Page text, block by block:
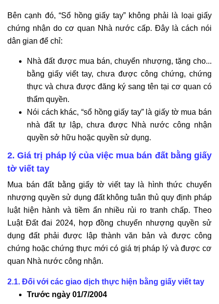
Bên cạnh đó, “Sổ hồng giấy tay” không phải là loại giấy
chứng nhận do cơ quan Nhà nước cấp. Đây là cách nói
dân gian để chỉ:
Nhà đất được mua bán, chuyển nhượng, tặng cho...
bằng giấy viết tay, chưa được công chứng, chứng
thực và chưa được đăng ký sang tên tại cơ quan có
thẩm quyền.
Nói cách khác, “sổ hồng giấy tay” là giấy tờ mua bán
nhà đất tự lập, chưa được Nhà nước công nhận
quyền sở hữu hoặc quyền sử dụng.
2. Giá trị pháp lý của việc mua bán đất bằng giấy
tờ viết tay
Mua bán đất bằng giấy tờ viết tay là hình thức chuyển
nhượng quyền sử dụng đất không tuân thủ quy định pháp
luật hiện hành và tiềm ẩn nhiều rủi ro tranh chấp. Theo
Luật Đất đai 2024, hợp đồng chuyển nhượng quyền sử
dụng đất phải được lập thành văn bản và được công
chứng hoặc chứng thực mới có giá trị pháp lý và được cơ
quan Nhà nước công nhận.
2.1. Đối với các giao dịch thực hiện bằng giấy viết tay
Trước ngày 01/7/2004